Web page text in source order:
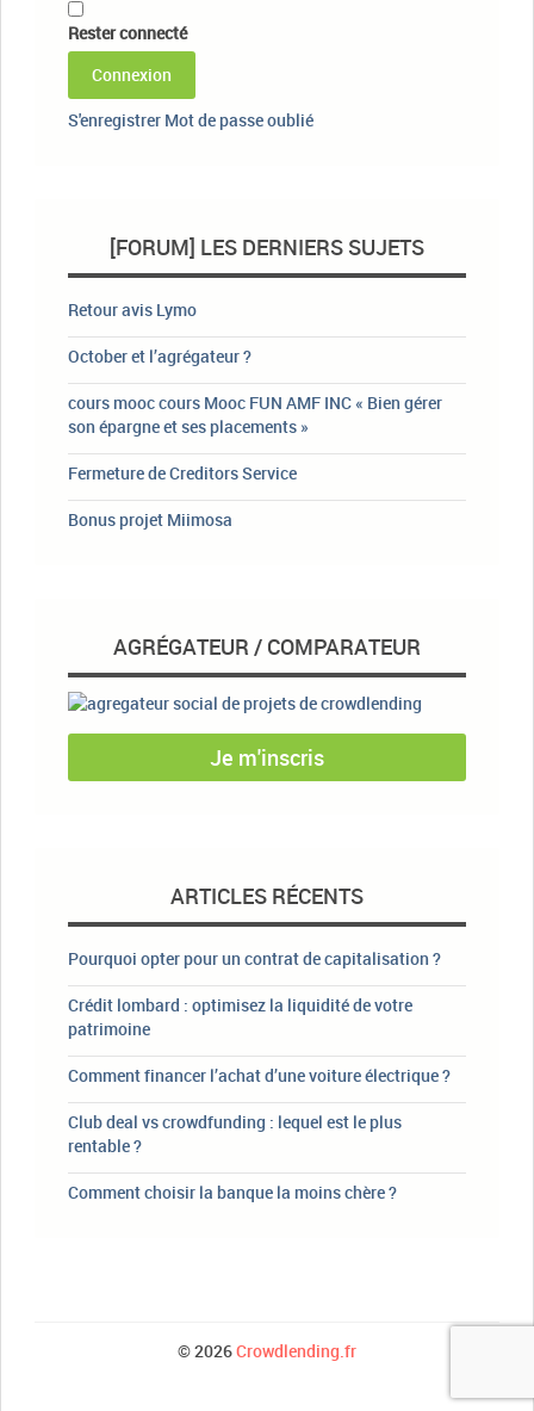
Rester connecté
Connexion
S'enregistrer Mot de passe oublié
[FORUM] LES DERNIERS SUJETS
Retour avis Lymo
October et l’agrégateur ?
cours mooc cours Mooc FUN AMF INC « Bien gérer
son épargne et ses placements »
Fermeture de Creditors Service
Bonus projet Miimosa
AGRÉGATEUR / COMPARATEUR
Je m'inscris
ARTICLES RÉCENTS
Pourquoi opter pour un contrat de capitalisation ?
Crédit lombard : optimisez la liquidité de votre
patrimoine
Comment financer l’achat d’une voiture électrique ?
Club deal vs crowdfunding : lequel est le plus
rentable ?
Comment choisir la banque la moins chère ?
© 2026Crowdlending.fr